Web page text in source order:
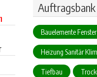
Bauelemente
Heizung Sanitär
Tiefbau